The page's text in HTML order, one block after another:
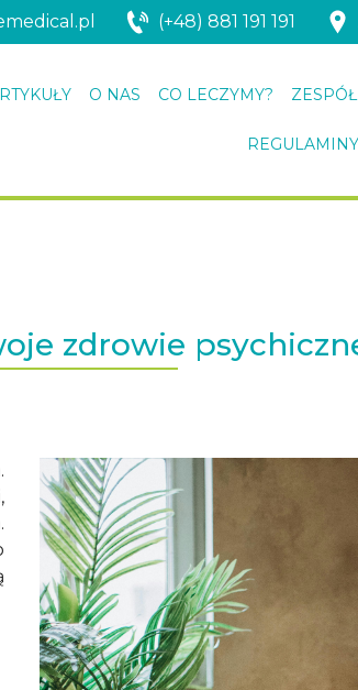
(+48) 881 191 191
O NAS CO LECZYMY? ZESPÓŁ
REGULAMINY
zdrowie